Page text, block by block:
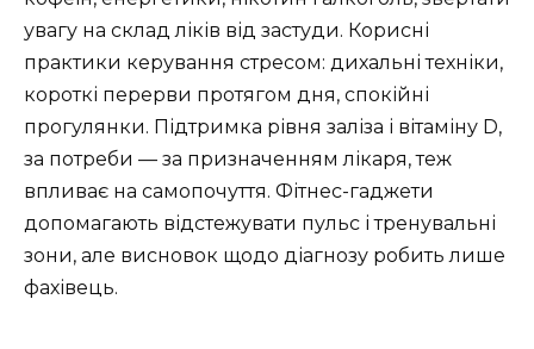
увагу на склад ліків від застуди. Корисні
практики керування стресом: дихальні техніки,
короткі перерви протягом дня, спокійні
прогулянки. Підтримка рівня заліза і вітаміну D,
за потреби — за призначенням лікаря, теж
впливає на самопочуття. Фітнес-гаджети
допомагають відстежувати пульс і тренувальні
зони, але висновок щодо діагнозу робить лише
фахівець.